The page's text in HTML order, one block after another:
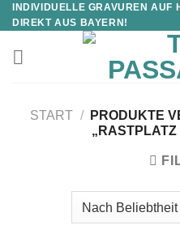
INDIVIDUELLE GRAVUREN
DIREKT AUS BAYERN!
START /
PRODUKTE
„RASTPLATZ